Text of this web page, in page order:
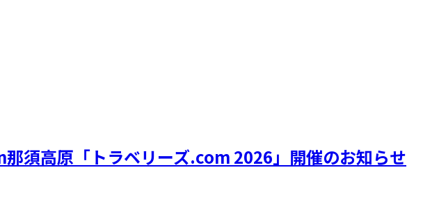
須高原「トラベリーズ.com 2026」開催のお知らせ